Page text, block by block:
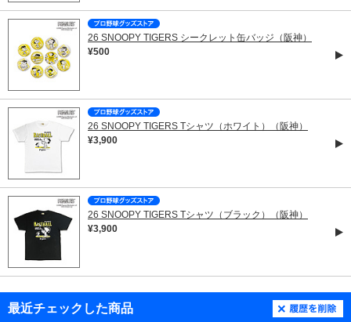
26 SNOOPY TIGERS シークレット缶バッジ（阪神）
¥500
26 SNOOPY TIGERS Tシャツ（ホワイト）（阪神）
¥3,900
26 SNOOPY TIGERS Tシャツ（ブラック）（阪神）
¥3,900
最近チェックした商品